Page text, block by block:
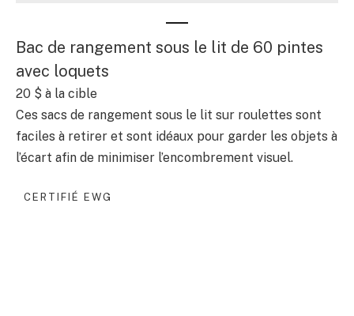
Bac de rangement sous le lit de 60 pintes
avec loquets
20 $ à la cible
Ces sacs de rangement sous le lit sur roulettes sont
faciles à retirer et sont idéaux pour garder les objets à
l’écart afin de minimiser l’encombrement visuel.
CERTIFIÉ EWG